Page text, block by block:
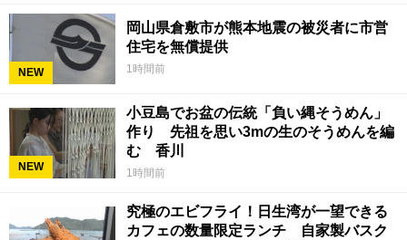
NEW
岡山県倉敷市が熊本地震の被災者に市営
住宅を無償提供
1時間前
NEW
小豆島でお盆の伝統「負い縄そうめん」
作り 先祖を思い3mの生のそうめんを編
む 香川
1時間前
究極のエビフライ！日生湾が一望できる
カフェの数量限定ランチ 自家製バスク